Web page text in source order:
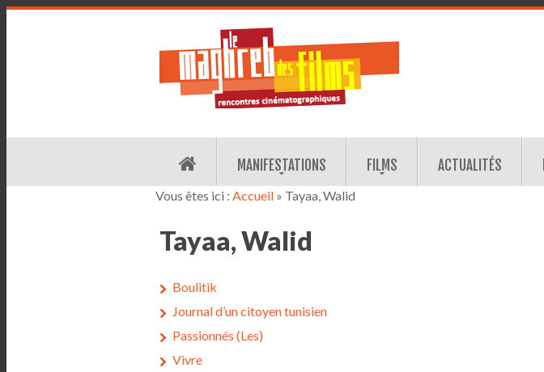
MANIFESTATIONS FILMS ACTUALITÉS
Vous êtes ici : Accueil » Tayaa, Walid
Tayaa, Walid
Boulitik
Journal d’un citoyen tunisien
Passionnés (Les)
Vivre